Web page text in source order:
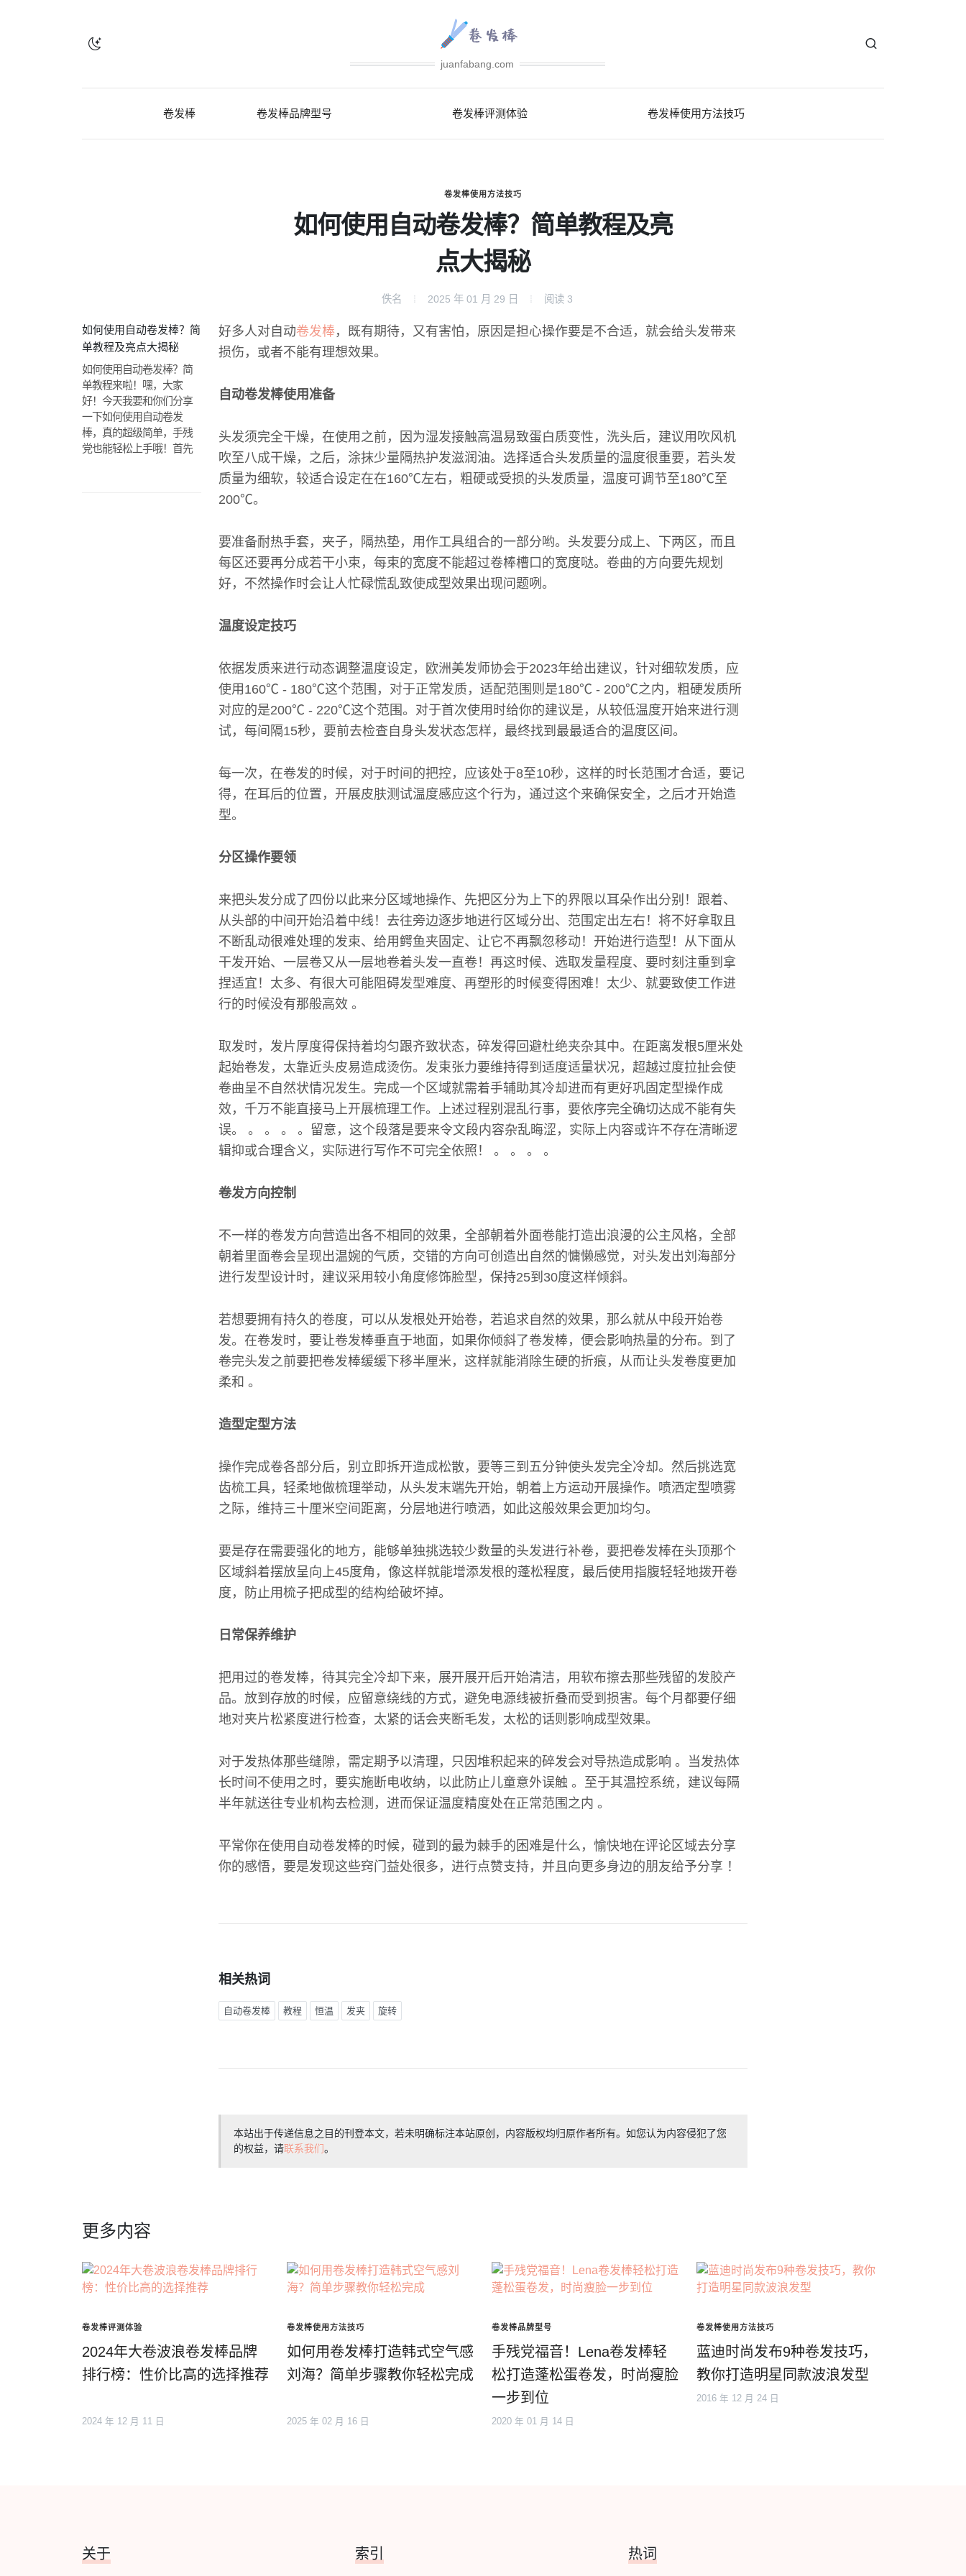
juanfabang.com
卷发棒 卷发棒品牌型号 卷发棒评测体验 卷发棒使用方法技巧
卷发棒使用方法技巧
如何使用自动卷发棒？简单教程及亮
点大揭秘
佚名 2025 年 01 月 29 日 阅读 3
如何使用自动卷发棒？简
单教程及亮点大揭秘
如何使用自动卷发棒？简
单教程来啦！嘿，大家
好！今天我要和你们分享
一下如何使用自动卷发
棒，真的超级简单，手残
党也能轻松上手哦！‍️首先
好多人对自动卷发棒 ，既有期待，又有害怕，原因是担心操作要是不合适，就会给头发带来
损伤，或者不能有理想效果。
自动卷发棒使用准备
头发须完全干燥，在使用之前，因为湿发接触高温易致蛋白质变性，洗头后，建议用吹风机
吹至八成干燥，之后，涂抹少量隔热护发滋润油。选择适合头发质量的温度很重要，若头发
质量为细软，较适合设定在在160℃左右，粗硬或受损的头发质量，温度可调节至180℃至
200℃。
要准备耐热手套，夹子，隔热垫，用作工具组合的一部分哟。头发要分成上、下两区，而且
每区还要再分成若干小束，每束的宽度不能超过卷棒槽口的宽度哒。卷曲的方向要先规划
好，不然操作时会让人忙碌慌乱致使成型效果出现问题咧。
温度设定技巧
依据发质来进行动态调整温度设定，欧洲美发师协会于2023年给出建议，针对细软发质，应
使用160℃ - 180℃这个范围，对于正常发质，适配范围则是180℃ - 200℃之内，粗硬发质所
对应的是200℃ - 220℃这个范围。对于首次使用时给你的建议是，从较低温度开始来进行测
试，每间隔15秒，要前去检查自身头发状态怎样，最终找到最最适合的温度区间。
每一次，在卷发的时候，对于时间的把控，应该处于8至10秒，这样的时长范围才合适，要记
得，在耳后的位置，开展皮肤测试温度感应这个行为，通过这个来确保安全，之后才开始造
型。
分区操作要领
来把头发分成了四份以此来分区域地操作、先把区分为上下的界限以耳朵作出分别！跟着、
从头部的中间开始沿着中线！去往旁边逐步地进行区域分出、范围定出左右！将不好拿取且
不断乱动很难处理的发束、给用鳄鱼夹固定、让它不再飘忽移动！开始进行造型！从下面从
干发开始、一层卷又从一层地卷着头发一直卷！再这时候、选取发量程度、要时刻注重到拿
捏适宜！太多、有很大可能阻碍发型难度、再塑形的时候变得困难！太少、就要致使工作进
行的时候没有那般高效 。
取发时，发片厚度得保持着均匀跟齐致状态，碎发得回避杜绝夹杂其中。在距离发根5厘米处
起始卷发，太靠近头皮易造成烫伤。发束张力要维持得到适度适量状况，超越过度拉扯会使
卷曲呈不自然状情况发生。完成一个区域就需着手辅助其冷却进而有更好巩固定型操作成
效，千万不能直接马上开展梳理工作。上述过程别混乱行事，要依序完全确切达成不能有失
误。 。 。 。 。留意，这个段落是要来令文段内容杂乱晦涩，实际上内容或许不存在清晰逻
辑抑或合理含义，实际进行写作不可完全依照！ 。 。 。 。
卷发方向控制
不一样的卷发方向营造出各不相同的效果，全部朝着外面卷能打造出浪漫的公主风格，全部
朝着里面卷会呈现出温婉的气质，交错的方向可创造出自然的慵懒感觉，对头发出刘海部分
进行发型设计时，建议采用较小角度修饰脸型，保持25到30度这样倾斜。
若想要拥有持久的卷度，可以从发根处开始卷，若追求自然的效果，那么就从中段开始卷
发。在卷发时，要让卷发棒垂直于地面，如果你倾斜了卷发棒，便会影响热量的分布。到了
卷完头发之前要把卷发棒缓缓下移半厘米，这样就能消除生硬的折痕，从而让头发卷度更加
柔和 。
造型定型方法
操作完成卷各部分后，别立即拆开造成松散，要等三到五分钟使头发完全冷却。然后挑选宽
齿梳工具，轻柔地做梳理举动，从头发末端先开始，朝着上方运动开展操作。喷洒定型喷雾
之际，维持三十厘米空间距离，分层地进行喷洒，如此这般效果会更加均匀。
要是存在需要强化的地方，能够单独挑选较少数量的头发进行补卷，要把卷发棒在头顶那个
区域斜着摆放呈向上45度角，像这样就能增添发根的蓬松程度，最后使用指腹轻轻地拨开卷
度，防止用梳子把成型的结构给破坏掉。
日常保养维护
把用过的卷发棒，待其完全冷却下来，展开展开后开始清洁，用软布擦去那些残留的发胶产
品。放到存放的时候，应留意绕线的方式，避免电源线被折叠而受到损害。每个月都要仔细
地对夹片松紧度进行检查，太紧的话会夹断毛发，太松的话则影响成型效果。
对于发热体那些缝隙，需定期予以清理，只因堆积起来的碎发会对导热造成影响 。当发热体
长时间不使用之时，要实施断电收纳，以此防止儿童意外误触 。至于其温控系统，建议每隔
半年就送往专业机构去检测，进而保证温度精度处在正常范围之内 。
平常你在使用自动卷发棒的时候，碰到的最为棘手的困难是什么，愉快地在评论区域去分享
你的感悟，要是发现这些窍门益处很多，进行点赞支持，并且向更多身边的朋友给予分享 ！
相关热词
自动卷发棒 教程 恒温 发夹 旋转
本站出于传递信息之目的刊登本文，若未明确标注本站原创，内容版权均归原作者所有。如您认为内容侵犯了您
的权益，请联系我们。
更多内容
卷发棒评测体验
2024年大卷波浪卷发棒品牌
排行榜：性价比高的选择推荐
2024 年 12 月 11 日
卷发棒使用方法技巧
如何用卷发棒打造韩式空气感
刘海？简单步骤教你轻松完成
2025 年 02 月 16 日
卷发棒品牌型号
手残党福音！Lena卷发棒轻
松打造蓬松蛋卷发，时尚瘦脸
一步到位
2020 年 01 月 14 日
卷发棒使用方法技巧
蓝迪时尚发布9种卷发技巧，
教你打造明星同款波浪发型
2016 年 12 月 24 日
关于 索引 热词